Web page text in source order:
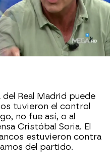
2022, 01:29
Real Madrid puede
tuvieron el control
no fue así, o al
Cristóbal Soria. El
estuvieron contra
del partido.